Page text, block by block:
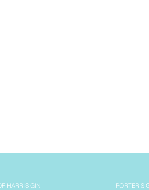
HARRIS GIN PORTER'S